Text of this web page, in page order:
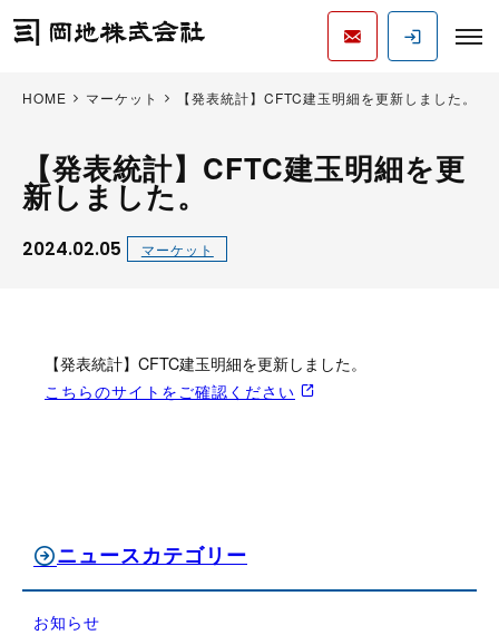
HOME マーケット 【発表統計】CFTC建玉明細を更新しました。
【発表統計】CFTC建玉明細を更
新しました。
2024.02.05 マーケット
【発表統計】CFTC建玉明細を更新しました。
こちらのサイトをご確認ください
ニュースカテゴリー
お知らせ